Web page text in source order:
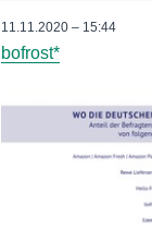
11.11.2020 – 15:44
bofrost*